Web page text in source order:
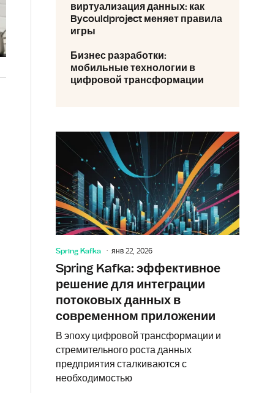
виртуализация данных: как
Bycouldproject меняет правила
игры
Бизнес разработки:
мобильные технологии в
цифровой трансформации
Spring Kafka янв 22, 2026
Spring Kafka: эффективное
решение для интеграции
потоковых данных в
современном приложении
В эпоху цифровой трансформации и
стремительного роста данных
предприятия сталкиваются с
необходимостью